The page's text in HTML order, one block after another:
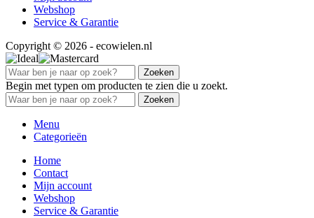
Webshop
Service & Garantie
Copyright © 2026 - ecowielen.nl
Zoeken
Begin met typen om producten te zien die u zoekt.
Zoeken
Menu
Categorieën
Home
Contact
Mijn account
Webshop
Service & Garantie